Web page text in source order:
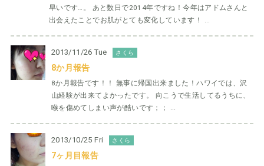
早いです…。 あと数日で2014年ですね！今年はアドムさんと
出会えたことでお肌がとても変化しています！ ...
2013/11/26 Tue さくら
8か月報告
8か月報告です！！ 無事に帰国出来ました！ハワイでは、沢
山経験が出来てよかったです。 向こうで生活してるうちに、
喉を傷めてしまい声が酷いです；； ...
2013/10/25 Fri さくら
7ヶ月目報告